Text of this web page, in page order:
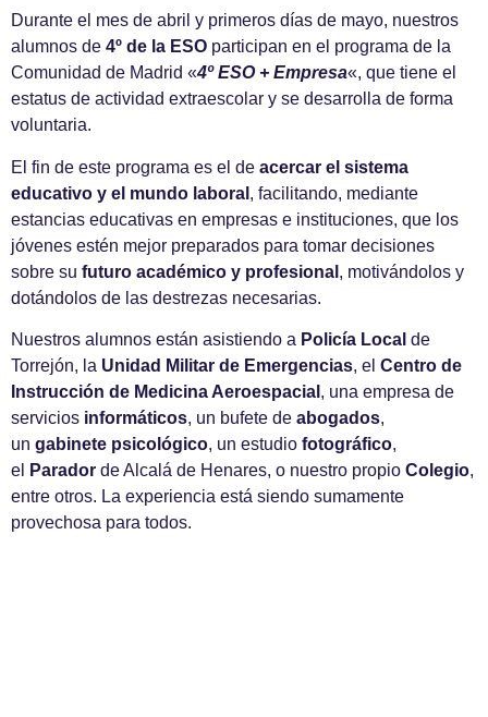
Durante el mes de abril y primeros días de mayo, nuestros
alumnos de 4º de la ESO participan en el programa de la
Comunidad de Madrid «4º ESO + Empresa«, que tiene el
estatus de actividad extraescolar y se desarrolla de forma
voluntaria.
El fin de este programa es el de acercar el sistema
educativo y el mundo laboral , facilitando, mediante
estancias educativas en empresas e instituciones, que los
jóvenes estén mejor preparados para tomar decisiones
sobre su futuro académico y profesional , motivándolos y
dotándolos de las destrezas necesarias.
Nuestros alumnos están asistiendo a Policía Local de
Torrejón, la Unidad Militar de Emergencias, el Centro de
Instrucción de Medicina Aeroespacial , una empresa de
servicios informáticos, un bufete de abogados,
un gabinete psicológico, un estudio fotográfico,
el
Parador de Alcalá de Henares, o nuestro propio Colegio,
entre otros. La experiencia está siendo sumamente
provechosa para todos.